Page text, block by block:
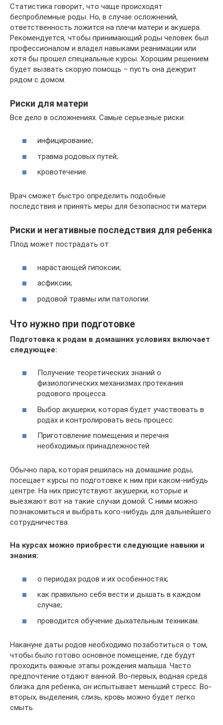
Статистика говорит, что чаще происходят
беспроблемные роды. Но, в случае осложнений,
ответственность ложится на плечи матери и акушера.
Рекомендуется, чтобы принимающий роды человек был
профессионалом и владел навыками реанимации или
хотя бы прошел специальные курсы. Хорошим решением
будет вызвать скорую помощь – пусть она дежурит
рядом с домом.
Риски для матери
Все дело в осложнениях. Самые серьезные риски:
инфицирование;
травма родовых путей;
кровотечение.
Врач сможет быстро определить подобные
последствия и принять меры для безопасности матери.
Риски и негативные последствия для ребенка
Плод может пострадать от:
нарастающей гипоксии;
асфиксии;
родовой травмы или патологии.
Что нужно при подготовке
Подготовка к родам в домашних условиях включает
следующее:
Получение теоретических знаний о
физиологических механизмах протекания
родового процесса.
Выбор акушерки, которая будет участвовать в
родах и контролировать весь процесс.
Приготовление помещения и перечня
необходимых принадлежностей.
Обычно пара, которая решилась на домашние роды,
посещает курсы по подготовке к ним при каком-нибудь
центре. На них присутствуют акушерки, которые и
выезжают вот на такие случаи домой. С ними можно
познакомиться и выбрать кого-нибудь для дальнейшего
сотрудничества.
На курсах можно приобрести следующие навыки и
знания:
о периодах родов и их особенностях;
как правильно себя вести и дышать в каждом
случае;
проводится обучение дыхательным техникам.
Накануне даты родов необходимо позаботиться о том,
чтобы было готово основное помещение, где будут
проходить важные этапы рождения малыша. Часто
предпочтение отдают ванной. Во-первых, водная среда
близка для ребенка, он испытывает меньший стресс. Во-
вторых, выделения, слизь, кровь можно будет легко
смыть.